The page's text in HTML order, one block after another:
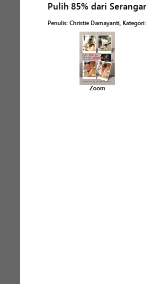
Pulih 85% dari
Penulis: Christie Damayanti, Kategori:
Zoom